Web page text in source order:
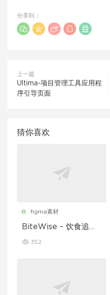
分享到：
上一篇
Ultima-项目管理工具应用程
序引导页面
猜你喜欢
figma素材
BiteWise – 饮食追踪
352